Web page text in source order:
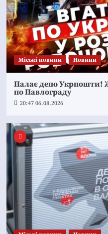
Mіські новини Новини
Палає депо Укрпошти!
по Павлограду
20:47 06.08.2026